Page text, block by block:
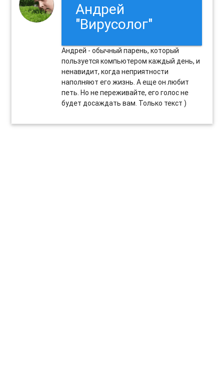
Андрей
"Вирусолог"
Андрей - обычный парень, который
пользуется компьютером каждый день, и
ненавидит, когда неприятности
наполняют его жизнь. А еще он любит
петь. Но не переживайте, его голос не
будет досаждать вам. Только текст )